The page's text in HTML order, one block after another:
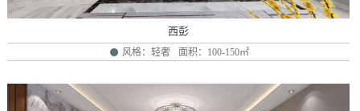
西彭
风格：轻奢 面积：100-150㎡